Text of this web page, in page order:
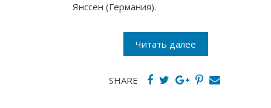
Янссен (Германия).
Читать далее
SHARE